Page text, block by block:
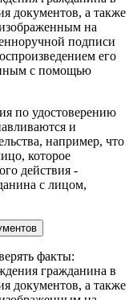
документов, а также
на
подписи
его
с помощью
по удостоверению
и
например, что
которое
действия -
с лицом,
факты:
гражданина в
документов, а также